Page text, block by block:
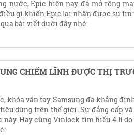
nước, Epic hiện nay đã mở rộng
gì khiến Epic lại nhận được sự
bài viết dưới đây nhé:
CHIẾM LĨNH ĐƯỢC THỊ
khóa vân tay Samsung đã khẳng
dùng trên thế giới. Sự đẳng cấp
Hãy cùng Vinlock tìm hiểu 4 lí